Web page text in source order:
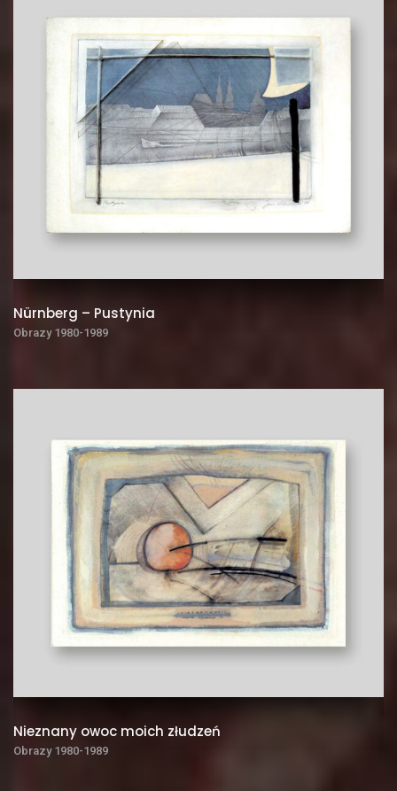
Nürnberg – Pustynia
Obrazy 1980-1989
Nieznany owoc moich złudzeń
Obrazy 1980-1989